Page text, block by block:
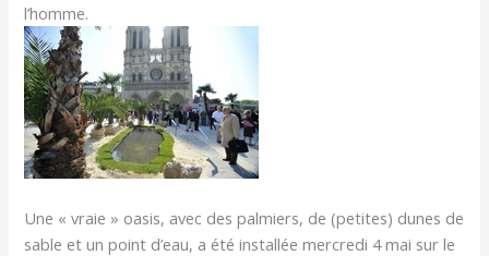
l’homme.
Une « vraie » oasis, avec des palmiers, de (petites) dunes de
sable et un point d’eau, a été installée mercredi 4 mai sur le